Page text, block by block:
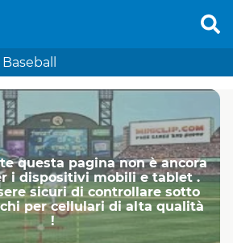
Baseball
questa pagina non è ancora
i dispositivi mobili e tablet .
sicuri di controllare sotto
per cellulari di alta qualità
!